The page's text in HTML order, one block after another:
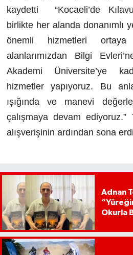
kaydetti “Kocaeli’de
birlikte her alanda donanımlı
önemli hizmetleri
alanlarımızdan Bilgi
Akademi Üniversite’ye
hizmetler yapıyoruz. Bu
ışığında ve manevi
çalışmaya devam ediyoruz.”
alışverişinin ardından sona
Adnan
Okurla